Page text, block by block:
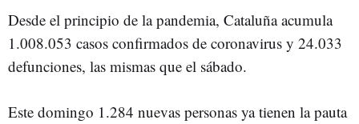
Desde el principio de la pandemia, Cataluña acumula
1.008.053 casos confirmados de coronavirus y 24.033
defunciones, las mismas que el sábado.
Este domingo 1.284 nuevas personas ya tienen la pauta